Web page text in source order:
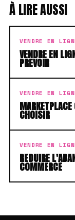
À LIRE AUSSI
VENDRE EN
VENDRE EN
PREVOIR
VENDRE EN
CHOISIR
VENDRE EN
REDUIRE
COMMERCE